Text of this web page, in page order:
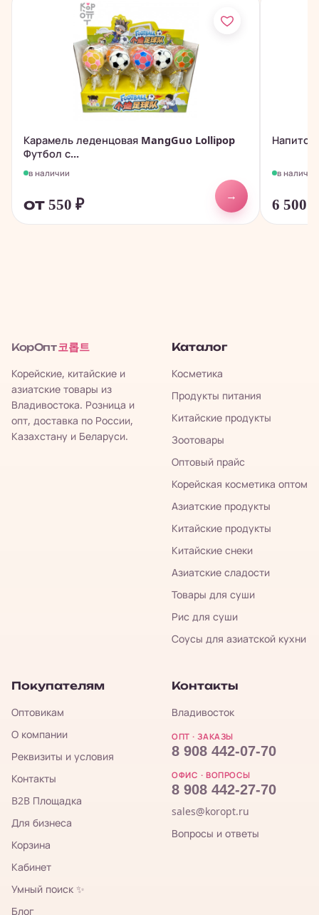
Карамель леденцовая MangGuo Lollipop
Футбол с...
в наличии
от 550 ₽
→
в наличии
6 500
КорОпт 코롭트
Корейские, китайские и
азиатские товары из
Владивостока. Розница и
опт, доставка по России,
Казахстану и Беларуси.
Каталог
Косметика
Продукты питания
Китайские продукты
Зоотовары
Оптовый прайс
Корейская косметика оптом
Азиатские продукты
Китайские продукты
Китайские снеки
Азиатские сладости
Товары для суши
Рис для суши
Соусы для азиатской кухни
Покупателям
Оптовикам
О компании
Реквизиты и условия
Контакты
B2B Площадка
Для бизнеса
Корзина
Кабинет
Умный поиск ✨
Блог
Контакты
Владивосток
ОПТ · ЗАКАЗЫ
8 908 442-07-70
ОФИС · ВОПРОСЫ
8 908 442-27-70
sales@koropt.ru
Вопросы и ответы